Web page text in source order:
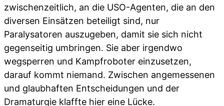
zwischenzeitlich, an die USO-Agenten, die an den
diversen Einsätzen beteiligt sind, nur
Paralysatoren auszugeben, damit sie sich nicht
gegenseitig umbringen. Sie aber irgendwo
wegsperren und Kampfroboter einzusetzen,
darauf kommt niemand. Zwischen angemessenen
und glaubhaften Entscheidungen und der
Dramaturgie klaffte hier eine Lücke.